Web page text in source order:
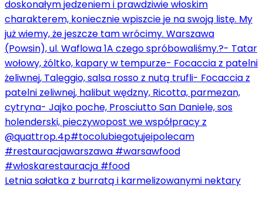
Letnia sałatka z burratą i karmelizowanymi nektary